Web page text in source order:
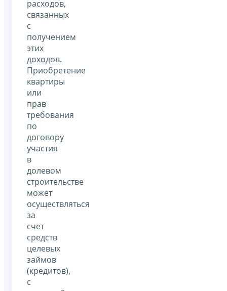
расходов,
связанных
с
получением
этих
доходов.
Приобретение
квартиры
или
прав
требования
по
договору
участия
в
долевом
строительстве
может
осуществляться
за
счет
средств
целевых
займов
(кредитов),
с